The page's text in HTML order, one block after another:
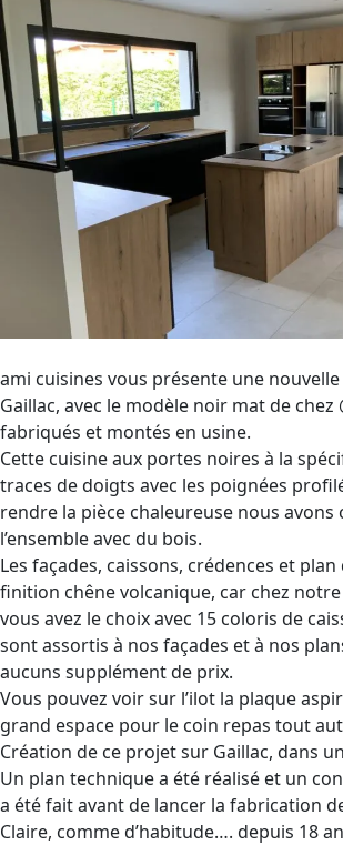
ami cuisines vous présente une
Gaillac, avec le modèle noir mat de chez
fabriqués et montés en usine.
Cette cuisine aux portes noires à la
traces de doigts avec les poignées
rendre la pièce chaleureuse nous avons
l’ensemble avec du bois.
Les façades, caissons, crédences et
finition chêne volcanique, car chez
vous avez le choix avec 15 coloris de
sont assortis à nos façades et à nos
aucuns supplément de prix.
Vous pouvez voir sur l’ilot la plaque
grand espace pour le coin repas tout
Création de ce projet sur Gaillac, dans
Un plan technique a été réalisé et un
a été fait avant de lancer la fabrication
Claire, comme d’habitude…. depuis 18